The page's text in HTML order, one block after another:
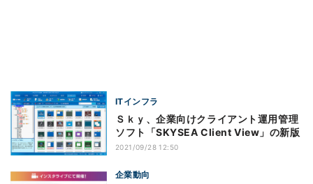
ITインフラ
Ｓｋｙ、企業向けクライアント運用管理
ソフト「SKYSEA Client View」の新版
2021/09/28 12:50
企業動向